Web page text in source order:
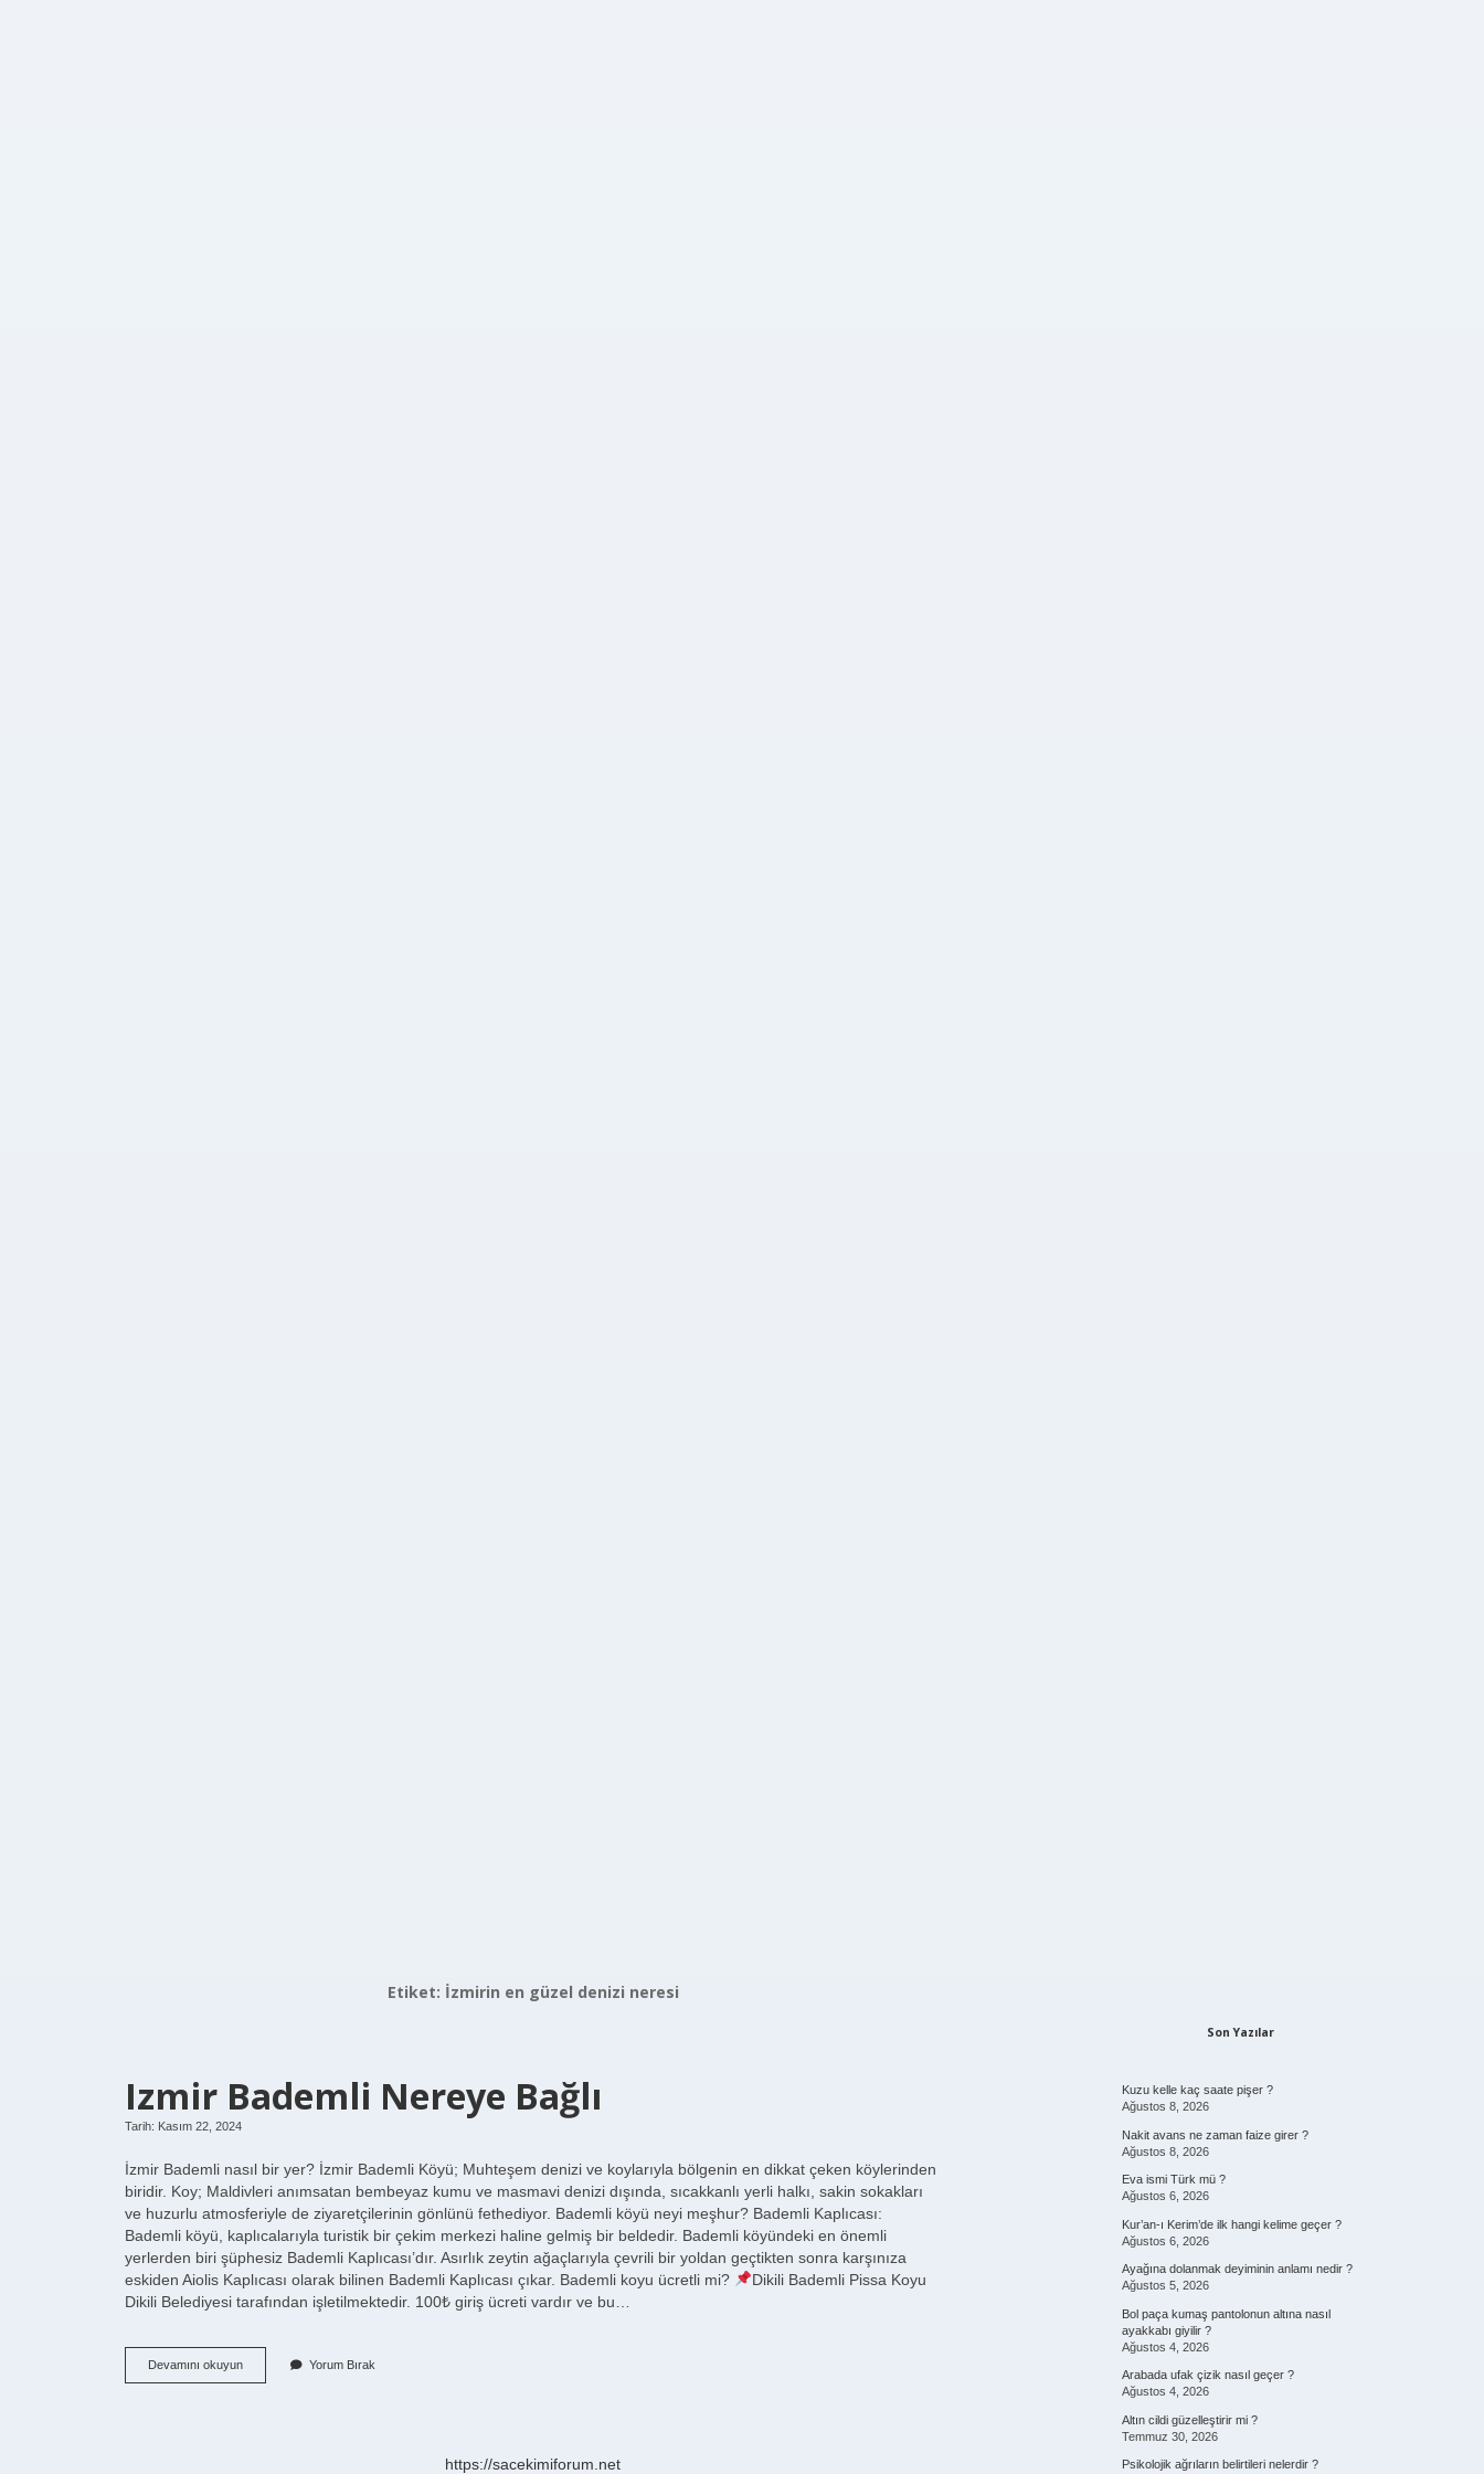
Etiket: İzmirin en güzel denizi neresi
Izmir Bademli Nereye Bağlı
Tarih: Kasım 22, 2024
İzmir Bademli nasıl bir yer? İzmir Bademli Köyü; Muhteşem denizi ve koylarıyla bölgenin en dikkat çeken köylerinden
biridir. Koy; Maldivleri anımsatan bembeyaz kumu ve masmavi denizi dışında, sıcakkanlı yerli halkı, sakin sokakları
ve huzurlu atmosferiyle de ziyaretçilerinin gönlünü fethediyor. Bademli köyü neyi meşhur? Bademli Kaplıcası:
Bademli köyü, kaplıcalarıyla turistik bir çekim merkezi haline gelmiş bir beldedir. Bademli köyündeki en önemli
yerlerden biri şüphesiz Bademli Kaplıcası’dır. Asırlık zeytin ağaçlarıyla çevrili bir yoldan geçtikten sonra karşınıza
eskiden Aiolis Kaplıcası olarak bilinen Bademli Kaplıcası çıkar. Bademli koyu ücretli mi?
Dikili Bademli Pissa Koyu
Dikili Belediyesi tarafından işletilmektedir. 100₺ giriş ücreti vardır ve bu…
Devamını okuyunIzmir
Bademli
Yorum Bırak
https://sacekimiforum.net
Son Yazılar
Kuzu kelle kaç saate pişer ?
Ağustos 8, 2026
Nakit avans ne zaman faize girer ?
Ağustos 8, 2026
Eva ismi Türk mü ?
Ağustos 6, 2026
Kur’an-ı Kerim’de ilk hangi kelime geçer ?
Ağustos 6, 2026
Ayağına dolanmak deyiminin anlamı nedir ?
Ağustos 5, 2026
Bol paça kumaş pantolonun altına nasıl
ayakkabı giyilir ?
Ağustos 4, 2026
Arabada ufak çizik nasıl geçer ?
Ağustos 4, 2026
Altın cildi güzelleştirir mi ?
Temmuz 30, 2026
Psikolojik ağrıların belirtileri nelerdir ?